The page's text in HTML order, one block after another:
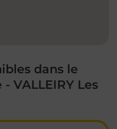
dans le
VALLEIRY Les